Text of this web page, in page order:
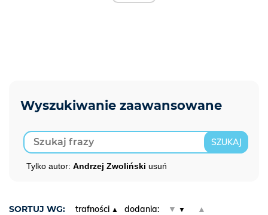
Tylko autor: Andrzej Zwoliński usuń
SORTUJ WG: trafności dodania: ▼ ▲